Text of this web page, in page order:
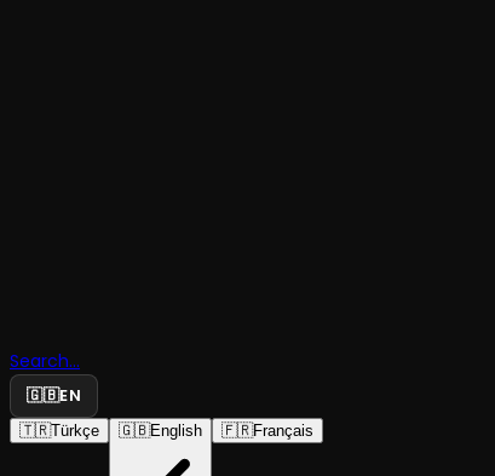
Search...
🇬🇧EN
🇹🇷Türkçe 🇬🇧English 🇫🇷Français
Şen Makas